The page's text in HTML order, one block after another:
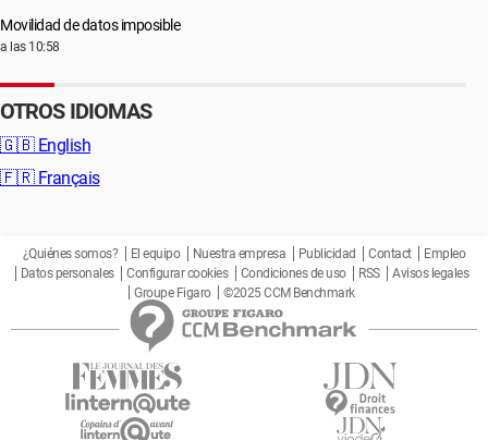
Movilidad de datos imposible
a las 10:58
OTROS IDIOMAS
🇬🇧 English
🇫🇷 Français
¿Quiénes somos? El equipo Nuestra empresa Publicidad Contact
Empleo
Datos personales
Configurar cookies Condiciones de uso RSS
Avisos legales
Groupe Figaro
©2025 CCM Benchmark